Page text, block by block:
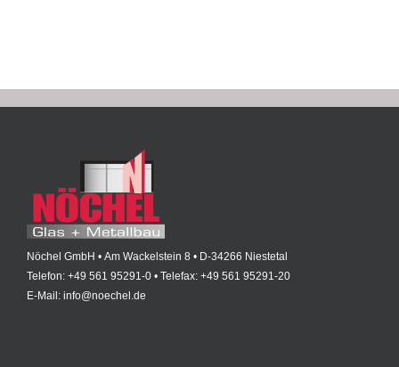
Nöchel GmbH • Am Wackelstein 8 • D-34266 Niestetal
Telefon: +49 561 95291-0 • Telefax: +49 561 95291-20
E-Mail: info@noechel.de